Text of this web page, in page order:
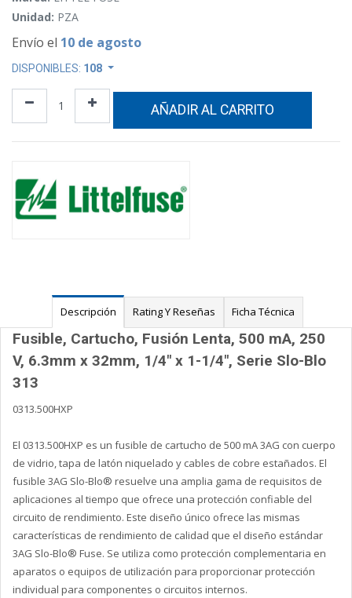
Unidad: PZA
Envío el 10 de agosto
DISPONIBLES: 108
AÑADIR AL CARRITO
Descripción Rating Y Reseñas Ficha Técnica
Fusible, Cartucho, Fusión Lenta, 500 mA, 250
V, 6.3mm x 32mm, 1/4" x 1-1/4", Serie Slo-Blo
313
0313.500HXP
El 0313.500HXP es un fusible de cartucho de 500 mA 3AG con cuerpo
de vidrio, tapa de latón niquelado y cables de cobre estañados. El
fusible 3AG Slo-Blo® resuelve una amplia gama de requisitos de
aplicaciones al tiempo que ofrece una protección confiable del
circuito de rendimiento. Este diseño único ofrece las mismas
características de rendimiento de calidad que el diseño estándar
3AG Slo-Blo® Fuse. Se utiliza como protección complementaria en
aparatos o equipos de utilización para proporcionar protección
individual para componentes o circuitos internos.